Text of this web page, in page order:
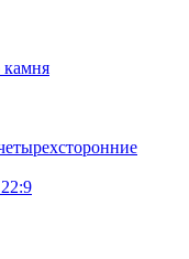
камня